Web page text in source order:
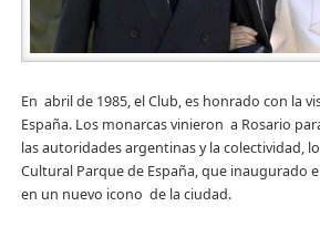
En abril de 1985, el Club, es honrado con la
España. Los monarcas vinieron a Rosario
las autoridades argentinas y la colectividad,
Cultural Parque de España, que inaugurado
en un nuevo icono de la ciudad.